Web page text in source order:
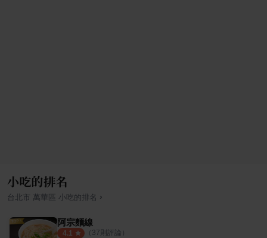
小吃的排名
台北市 萬華區 小吃 的排名 ›
阿宗麵線
4.1 （ 37則評論）